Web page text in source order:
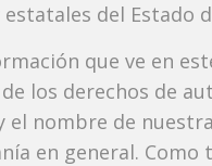
del Estado
que ve en
los derechos de
el nombre de
en general.